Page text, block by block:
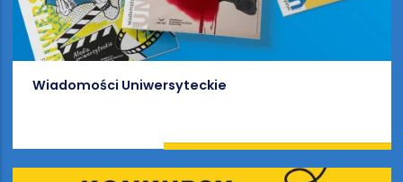
Wiadomości Uniwersyteckie